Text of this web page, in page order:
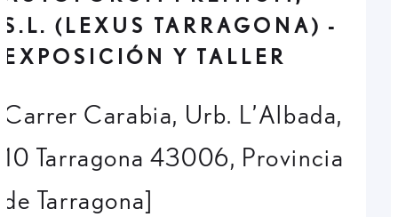
S.L. (LEXUS TARRAGONA) -
EXPOSICIÓN Y TALLER
Carrer Carabia, Urb. L’Albada,
10 Tarragona 43006, Provincia
de Tarragona]